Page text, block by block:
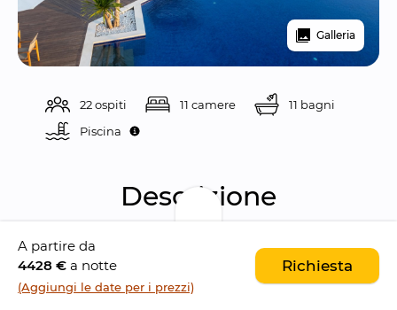
Galleria
22 ospiti 11 camere
11 bagni
Piscina
Descrizione
Tirtha Bayu estate è uno
splendido
compesso fronte mare composto da due
ville, e situato sulla spiaggia di Cemagi
A partire da
4428 € a notte
(Aggiungi le date per i prezzi)
Richiesta